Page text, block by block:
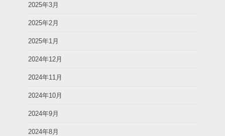
2025年3月
2025年2月
2025年1月
2024年12月
2024年11月
2024年10月
2024年9月
2024年8月